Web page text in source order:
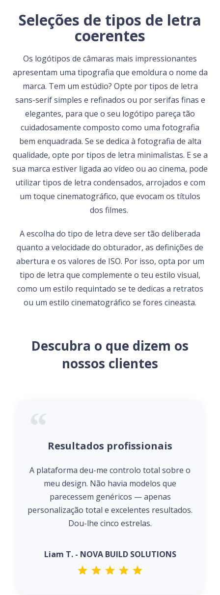
Seleções de tipos de letra
coerentes
Os logótipos de câmaras mais impressionantes
apresentam uma tipografia que emoldura o nome da
marca. Tem um estúdio? Opte por tipos de letra
sans-serif simples e refinados ou por serifas finas e
elegantes, para que o seu logótipo pareça tão
cuidadosamente composto como uma fotografia
bem enquadrada. Se se dedica à fotografia de alta
qualidade, opte por tipos de letra minimalistas. E se a
sua marca estiver ligada ao vídeo ou ao cinema, pode
utilizar tipos de letra condensados, arrojados e com
um toque cinematográfico, que evocam os títulos
dos filmes.
A escolha do tipo de letra deve ser tão deliberada
quanto a velocidade do obturador, as definições de
abertura e os valores de ISO. Por isso, opta por um
tipo de letra que complemente o teu estilo visual,
como um estilo requintado se te dedicas a retratos
ou um estilo cinematográfico se fores cineasta.
Descubra o que dizem os
nossos clientes
Resultados profissionais
A plataforma deu-me controlo total sobre o
meu design. Não havia modelos que
parecessem genéricos — apenas
personalização total e excelentes resultados.
Dou-lhe cinco estrelas.
Liam T. - NOVA BUILD SOLUTIONS